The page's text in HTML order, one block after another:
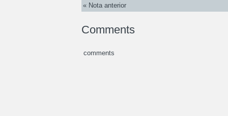
« Nota anterior
Comments
comments